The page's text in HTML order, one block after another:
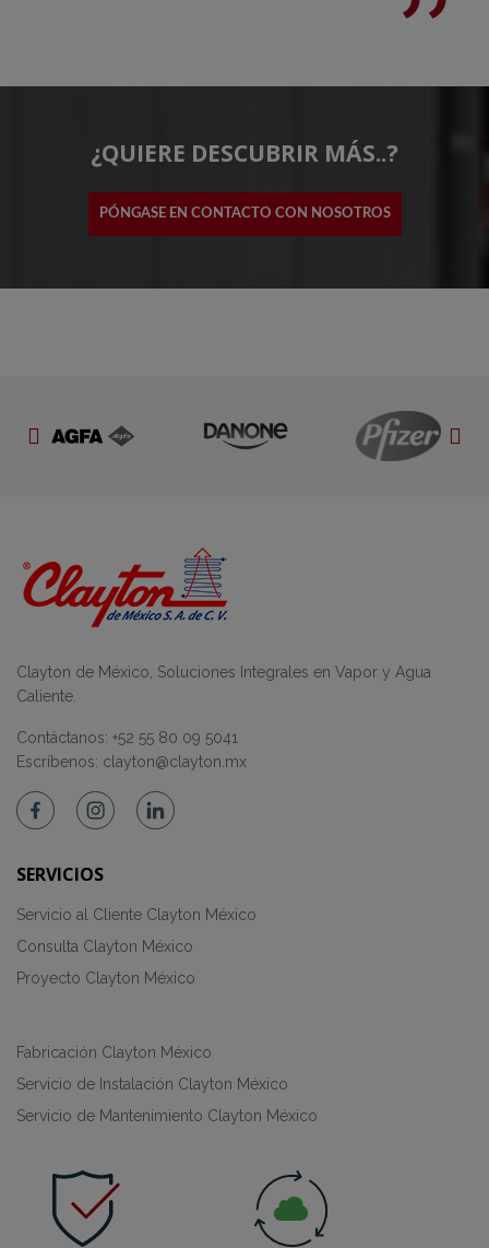
¿QUIERE DESCUBRIR MÁS..?
PÓNGASE EN CONTACTO CON NOSOTROS
Clayton de México, Soluciones Integrales en Vapor y Agua
Caliente.
Contáctanos: +52 55 80 09 5041
Escríbenos: clayton@clayton.mx
SERVICIOS
Servicio al Cliente Clayton México
Consulta Clayton México
Proyecto Clayton México
Fabricación Clayton México
Servicio de Instalación Clayton México
Servicio de Mantenimiento Clayton México